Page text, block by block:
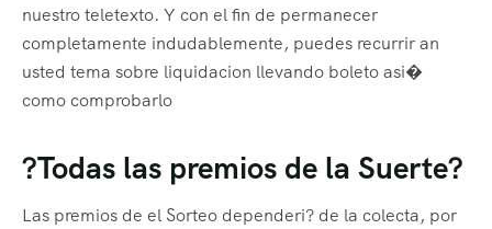
nuestro teletexto. Y con el fin de permanecer
completamente indudablemente, puedes recurrir an
usted tema sobre liquidacion llevando boleto asi�
como comprobarlo
?Todas las premios de la Suerte?
Las premios de el Sorteo dependeri? de la colecta, por